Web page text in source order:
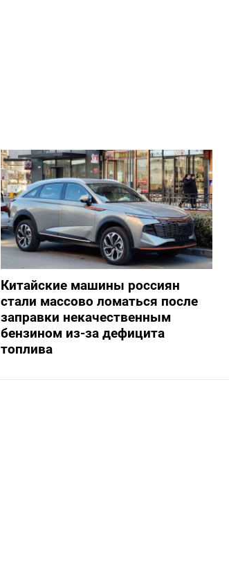
Китайские машины россиян
стали массово ломаться после
заправки некачественным
бензином из-за дефицита
топлива